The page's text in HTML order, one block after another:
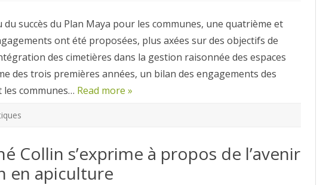
les
communes
Maya
les
plus
engagées
du succès du Plan Maya pour les communes, une quatrième et
ont été proposées, plus axées sur des objectifs de
des cimetières dans la gestion raisonnée des espaces
des trois premières années, un bilan des engagements des
les communes… Read more »
Collin s’exprime à propos de l’avenir
en apiculture